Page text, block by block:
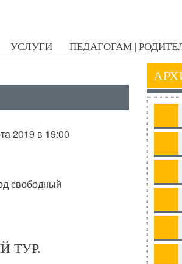
УСЛУГИ ПЕДАГОГАМ |
2019 в 19:00
свободный
ТУР.